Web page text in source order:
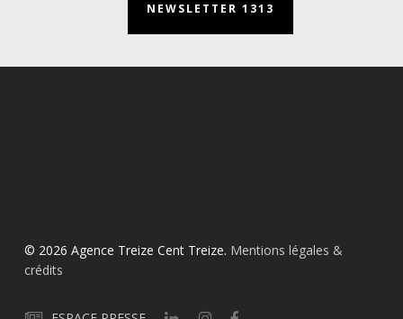
NEWSLETTER 1313
© 2026 Agence Treize Cent Treize. Mentions légales &
crédits